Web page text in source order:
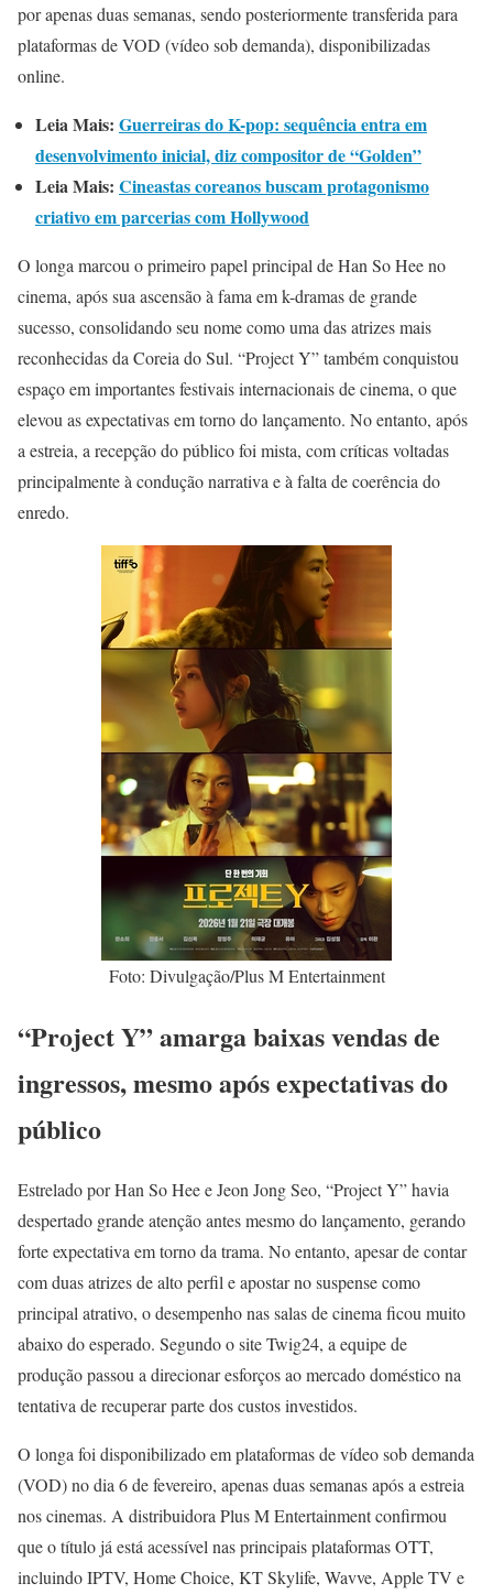
por apenas duas semanas, sendo posteriormente transferida para
plataformas de VOD (vídeo sob demanda), disponibilizadas
online.
Leia Mais: Guerreiras do K-pop: sequência entra em
desenvolvimento inicial, diz compositor de “Golden”
Leia Mais: Cineastas coreanos buscam protagonismo
criativo em parcerias com Hollywood
O longa marcou o primeiro papel principal de Han So Hee no
cinema, após sua ascensão à fama em k-dramas de grande
sucesso, consolidando seu nome como uma das atrizes mais
reconhecidas da Coreia do Sul. “Project Y” também conquistou
espaço em importantes festivais internacionais de cinema, o que
elevou as expectativas em torno do lançamento. No entanto, após
a estreia, a recepção do público foi mista, com críticas voltadas
principalmente à condução narrativa e à falta de coerência do
enredo.
Foto: Divulgação/Plus M Entertainment
“Project Y” amarga baixas vendas de
ingressos, mesmo após expectativas do
público
Estrelado por Han So Hee e Jeon Jong Seo, “Project Y” havia
despertado grande atenção antes mesmo do lançamento, gerando
forte expectativa em torno da trama. No entanto, apesar de contar
com duas atrizes de alto perfil e apostar no suspense como
principal atrativo, o desempenho nas salas de cinema ficou muito
abaixo do esperado. Segundo o site Twig24, a equipe de
produção passou a direcionar esforços ao mercado doméstico na
tentativa de recuperar parte dos custos investidos.
O longa foi disponibilizado em plataformas de vídeo sob demanda
(VOD) no dia 6 de fevereiro, apenas duas semanas após a estreia
nos cinemas. A distribuidora Plus M Entertainment confirmou
que o título já está acessível nas principais plataformas OTT,
incluindo IPTV, Home Choice, KT Skylife, Wavve, Apple TV e